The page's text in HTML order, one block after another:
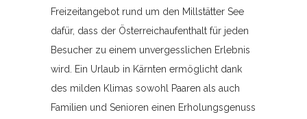
Freizeitangebot rund um den Millstätter See
dafür, dass der Österreichaufenthalt für jeden
Besucher zu einem unvergesslichen Erlebnis
wird. Ein Urlaub in Kärnten ermöglicht dank
des milden Klimas sowohl Paaren als auch
Familien und Senioren einen Erholungsgenuss